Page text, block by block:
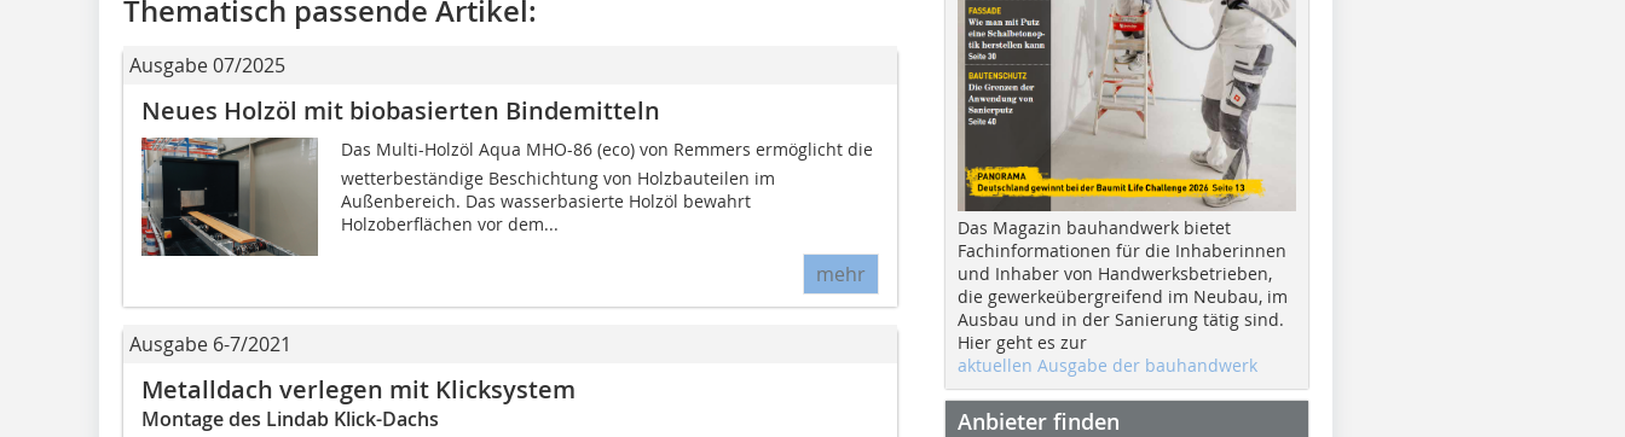
Thematisch passende Artikel:
Ausgabe 07/2025
Neues Holzöl mit biobasierten Bindemitteln
Das Multi-Holzöl Aqua MHO-86 (eco) von Remmers ermöglicht die
wetterbeständige Beschichtung von Holzbauteilen im
Außenbereich. Das wasserbasierte Holzöl bewahrt
Holzoberflächen vor dem...
mehr
Ausgabe 6-7/2021
Metalldach verlegen mit Klicksystem
Montage des Lindab Klick-Dachs
Das Magazin bauhandwerk bietet
Fachinformationen für die Inhaberinnen
und Inhaber von Handwerksbetrieben,
die gewerkeübergreifend im Neubau, im
Ausbau und in der Sanierung tätig sind.
Hier geht es zur
aktuellen Ausgabe der bauhandwerk
Anbieter finden